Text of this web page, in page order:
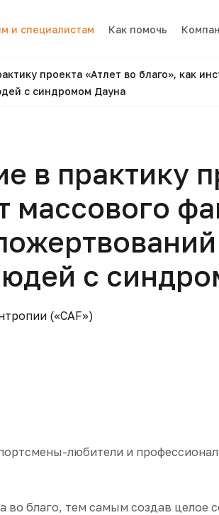
и специалистам Как помочь
проекта «Атлет во благо», как
с синдромом Дауна
в практику
массового
с
(«CAF»)
любители и
во благо, тем самым создав целое